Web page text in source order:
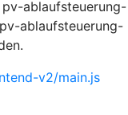
ablaufsteuerung-
ablaufsteuerung-
v2/main.js